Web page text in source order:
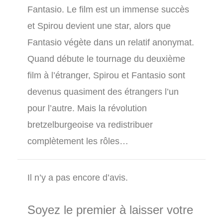
Fantasio. Le film est un immense succès
et Spirou devient une star, alors que
Fantasio végète dans un relatif anonymat.
Quand débute le tournage du deuxième
film à l’étranger, Spirou et Fantasio sont
devenus quasiment des étrangers l’un
pour l’autre. Mais la révolution
bretzelburgeoise va redistribuer
complètement les rôles…
Il n’y a pas encore d’avis.
Soyez le premier à laisser votre